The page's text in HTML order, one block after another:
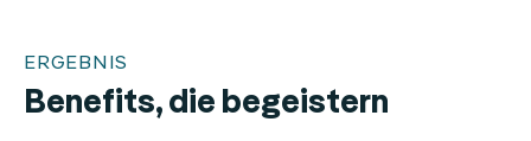
ERGEBNIS
Benefits, die begeistern